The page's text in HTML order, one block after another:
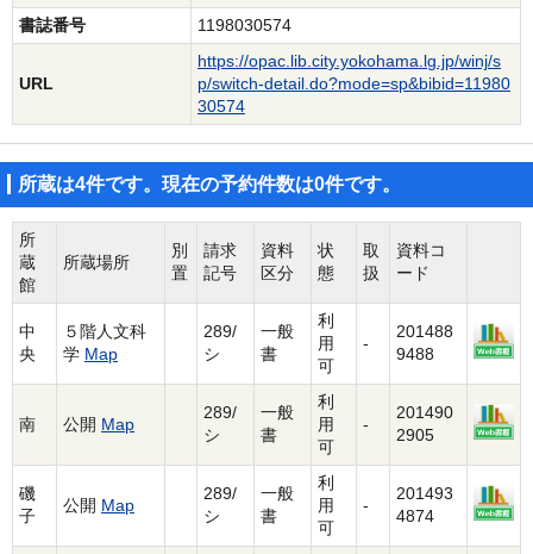
書誌番号
1198030574
URL
https://opac.lib.city.yokohama.lg.jp/winj/s
p/switch-detail.do?mode=sp&bibid=11980
30574
所蔵は4件です。現在の予約件数は0件です。
所
蔵
館
所蔵場所
別
置
請求
記号
資料
区分
状
態
取
扱
資料コ
ード
中
央
５階人文科
学 Map
289/
シ
一般
書
利
用
可
-
201488
9488
南 公開 Map
289/
シ
一般
書
利
用
可
-
201490
2905
磯
子
公開 Map
289/
シ
一般
書
利
用
可
-
201493
4874